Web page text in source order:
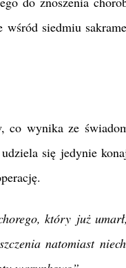
wśród siedmiu
co wynika ze
się jedynie
który już
natomiast